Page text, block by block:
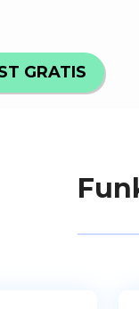
GRATIS